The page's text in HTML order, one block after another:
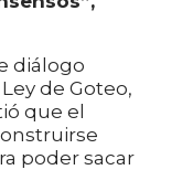
diálogo
de Goteo,
que el
poder sacar